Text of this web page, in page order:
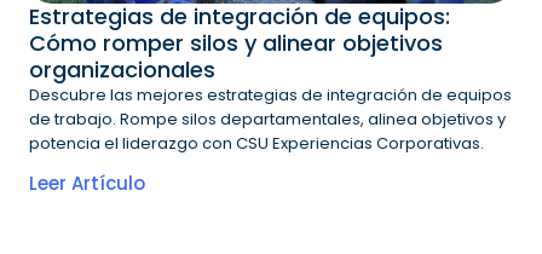
Estrategias de integración de equipos:
Cómo romper silos y alinear objetivos
organizacionales
Descubre las mejores estrategias de integración de equipos
de trabajo. Rompe silos departamentales, alinea objetivos y
potencia el liderazgo con CSU Experiencias Corporativas.
Leer Artículo